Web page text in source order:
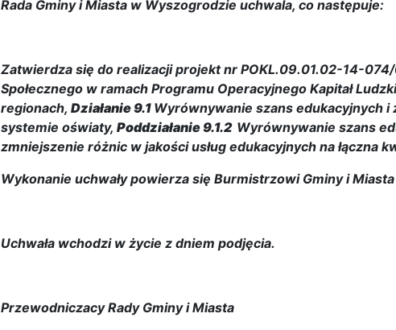
Rada Gminy i Miasta w Wyszogrodzie uchwala, co następuje:
Zatwierdza się do realizacji projekt nr POKL.09.01.02-14-
Społecznego w ramach Programu Operacyjnego Kapitał
regionach, Działanie 9.1 Wyrównywanie szans edukacyjnych
systemie oświaty, Poddziałanie 9.1.2 Wyrównywanie szans
zmniejszenie różnic w jakości usług edukacyjnych na łączna
Wykonanie uchwały powierza się Burmistrzowi Gminy i
Uchwała wchodzi w życie z dniem podjęcia.
Przewodniczacy Rady Gminy i Miasta